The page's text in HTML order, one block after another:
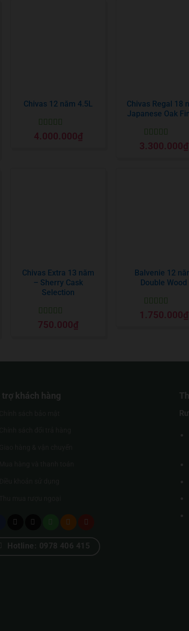
Chivas 12 năm 4.5L
Được xếp
hạng55 sao
4.000.000₫
Chivas Regal 18
Japanese Oak
Được xếp
hạng55 sao
3.300.000₫
Chivas Extra 13 năm
– Sherry Cask
Selection
Được xếp
hạng55 sao
750.000₫
Balvenie 12
Double Wood
Được xếp
hạng55 sao
1.750.000₫
trợ khách hàng
Hotline: 0978 406 415